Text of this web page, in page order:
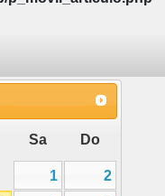
Sa Do
1
2